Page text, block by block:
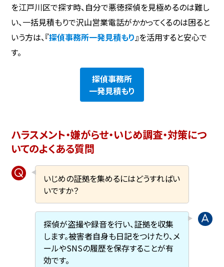
を江戸川区で探す時、自分で悪徳探偵を見極めるのは難し
い、一括見積もりで沢山営業電話がかかってくるのは困ると
いう方は、『探偵事務所一発見積もり 』を活用すると安心で
す。
探偵事務所
一発見積もり
ハラスメント・嫌がらせ・いじめ調査・対策につ
いてのよくある質問
いじめの証拠を集めるにはどうすればい
いですか？
探偵が盗撮や録音を行い、証拠を収集
します。被害者自身も日記をつけたり、メ
ールやSNSの履歴を保存することが有
効です。